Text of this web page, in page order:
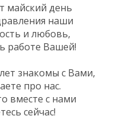
майский день
наши
и любовь,
работе Вашей!
знакомы с Вами,
про нас.
вместе с нами
сейчас!